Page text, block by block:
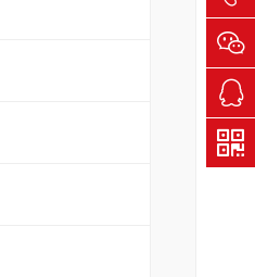
400-
161-
1698
QQ客